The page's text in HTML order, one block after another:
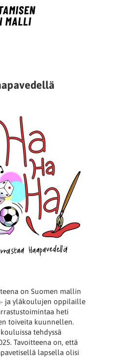
on Suomen mallin
ja yläkoulujen oppilaille
heti
toiveita kuunnellen.
tehdyssä
Tavoitteena on, että
lapsella olisi